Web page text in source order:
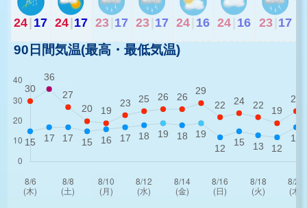
24| 17 24|17 23 17 23 17 24 16 24 16 23 17
90日間気温(最高・最低気温)